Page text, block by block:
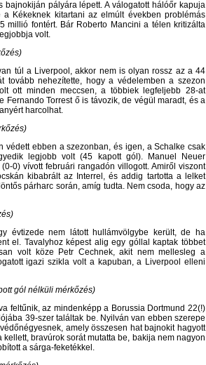
pályára lépett. A válogatott hálóőr kapuja
Kékeknek kitartani az elmúlt években problémás
millió fontért. Bár Roberto Mancini a télen kritizálta
volt.
túl a Liverpool, akkor nem is olyan rossz az a 44
tovább nehezítette, hogy a védelemben a szezon
ott minden meccsen, a többiek legfeljebb 28-at
Fernando Torrest ő is távozik, de végül maradt, és a
harcolhat.
védett ebben a szezonban, és igen, a Schalke csak
legjobb volt (45 kapott gól). Manuel Neuer
0) vívott februári rangadón villogott. Amiről viszont
kibabrált az Interrel, és addig tartotta a lelket
párharc során, amíg tudta. Nem csoda, hogy az
évtizede nem látott hullámvölgybe került, de ha
el. Tavalyhoz képest alig egy góllal kaptak többet
volt köze Petr Cechnek, akit nem mellesleg a
igazi szikla volt a kapuban, a Liverpool elleni
gól nélküli mérkőzés)
feltűnik, az mindenképp a Borussia Dortmund 22(!)
39-szer találtak be. Nyilván van ebben szerepe
amely összesen hat bajnokit hagyott
bravúrok sorát mutatta be, bakija nem nagyon
a sárga-feketékkel.